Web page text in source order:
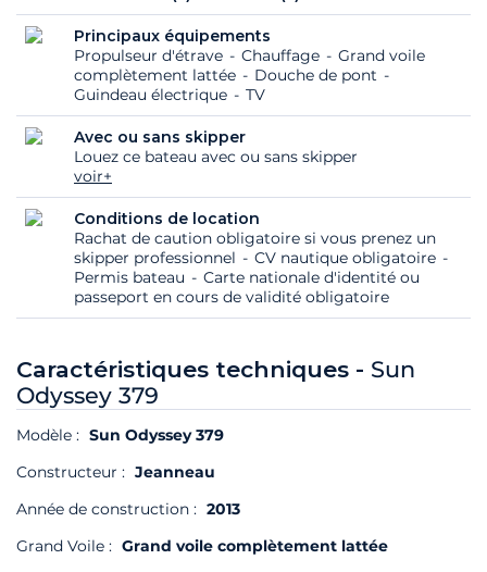
Principaux équipements
Propulseur d'étrave
Chauffage
Grand voile
complètement lattée
Douche de pont
Guindeau électrique
TV
Avec ou sans skipper
Louez ce bateau avec ou sans skipper
voir+
Conditions de location
Rachat de caution obligatoire si vous prenez un
skipper professionnel
CV nautique obligatoire
Permis bateau
Carte nationale d'identité ou
passeport en cours de validité obligatoire
Caractéristiques techniques - Sun
Odyssey 379
Modèle : Sun Odyssey 379
Constructeur : Jeanneau
Année de construction : 2013
Grand Voile : Grand voile complètement lattée